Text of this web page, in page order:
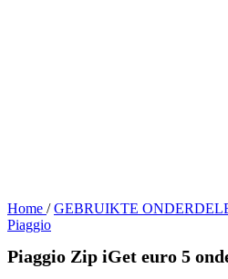
Home / GEBRUIKTE
Piaggio
Piaggio Zip iGet euro 5